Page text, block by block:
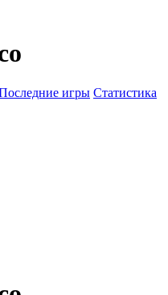
игры Статистика